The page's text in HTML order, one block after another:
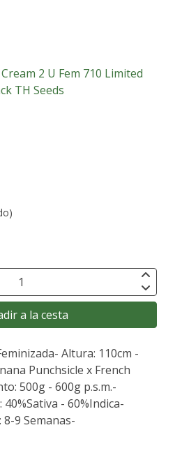
a la cesta
Altura: 110cm -
Punchsicle x French
500g - 600g p.s.m.-
- 60%Indica-
9 Semanas-